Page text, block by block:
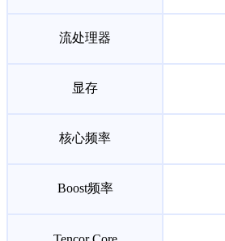
流处理器
显存
核心频率
Boost频率